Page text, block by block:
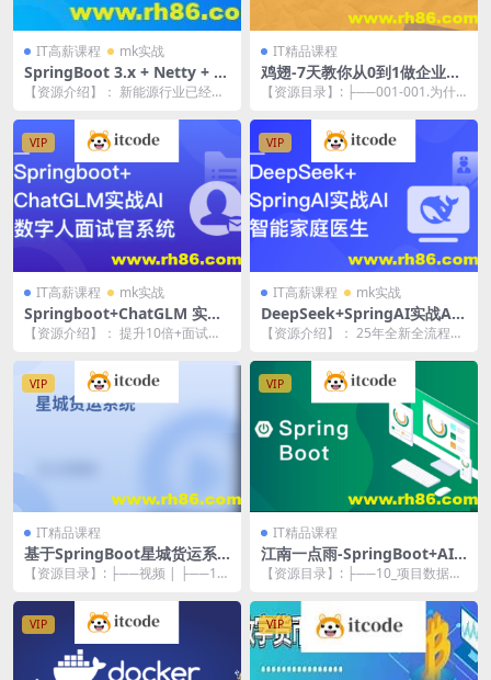
IT高薪课程 mk实战
SpringBoot 3.x + Netty + M
QTT 实战物联网智能充电桩
【资源介绍】： 新能源行业已经成
新赛道 本...
IT精品课程
鸡翅-7天教你从0到1做企业应
用框架
【资源目录】: ├──001-001.为什
VIP
IT高薪课程 mk实战
Springboot+ChatGLM 实战
AI数字人面试官系统
【资源介绍】： 提升10倍+面试效
经验，结合灵活...
VIP
IT高薪课程 mk实战
DeepSeek+SpringAI实战AI
家庭医生应用
【资源介绍】： 25年全新全流程带
用开发，...
VIP
IT精品课程
基于SpringBoot星城货运系
统（核心为权限管理系统）资
【资源目录】: ├──视频 | ├──1-
VIP
IT精品课程
江南一点雨-SpringBoot+AI
项目实战
【资源目录】: ├──10_项目数据库
VIP VIP